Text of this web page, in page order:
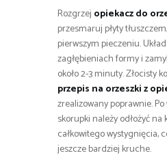
Rozgrzej opiekacz do
przesmaruj płyty
pierwszym pieczeniu.
zagłębieniach formy i
około 2-3 minuty. Złocisty
przepis na orzeszki z
zrealizowany poprawnie.
skorupki należy odłożyć na
całkowitego wystygnięcia,
jeszcze bardziej kruche.